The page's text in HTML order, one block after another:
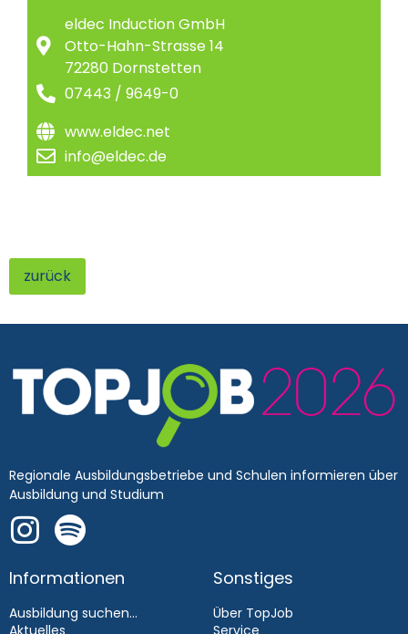
eldec Induction GmbH
Otto-Hahn-Strasse 14
72280 Dornstetten
07443 / 9649-0
www.eldec.net
info@eldec.de
zurück
Regionale Ausbildungsbetriebe und Schulen informieren über
Ausbildung und Studium
Informationen
Ausbildung suchen...
Aktuelles
Sonstiges
Über TopJob
Service